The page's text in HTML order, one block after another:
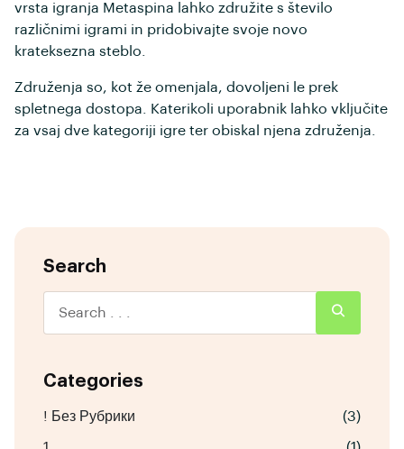
vrsta igranja Metaspina lahko združite s število
različnimi igrami in pridobivajte svoje novo
krateksezna steblo.
Združenja so, kot že omenjala, dovoljeni le prek
spletnega dostopa. Katerikoli uporabnik lahko vključite
za vsaj dve kategoriji igre ter obiskal njena združenja.
Search
Categories
! Без Рубрики (3)